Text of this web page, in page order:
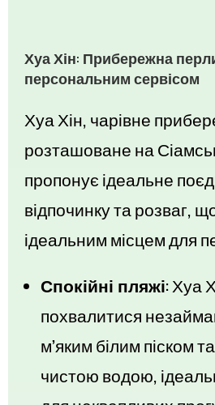
Хуа Хін: Прибережна
персональним сервісом
Хуа Хін, чарівне
розташоване на
пропонує ідеальне
відпочинку та розваг,
ідеальним місцем для
Спокійні пляжі:Хуа
похвалитися
м’яким білим піском
чистою водою,